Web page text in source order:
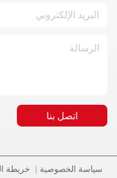
|خريطة الموقع| الصين